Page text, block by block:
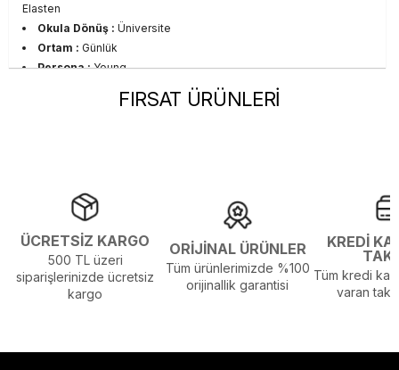
Elasten
Okula Dönüş : Üniversite
Ortam : Günlük
Persona :Young
Bisiklet Yaka
FIRSAT ÜRÜNLERİ
ÜCRETSİZ KARGO
500 TL üzeri
siparişlerinizde ücretsiz
kargo
ORİJİNAL ÜRÜNLER
Tüm ürünlerimizde %100
orijinallik garantisi
KREDİ
Tüm kredi
varan